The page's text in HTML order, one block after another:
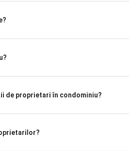
de proprietari în condominiu?